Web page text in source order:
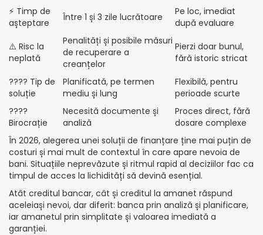
⚡ Timp de
așteptare
Între 1 și 3 zile lucrătoare
Pe loc, imediat
după evaluare
⚠️ Risc la
neplată
Penalități și posibile măsuri
de recuperare a
creanțelor
Pierzi doar bunul,
fără istoric stricat
????️ Tip de
soluție
Planificată, pe termen
mediu și lung
Flexibilă, pentru
perioade scurte
????
Birocrație
Necesită documente și
analiză
Proces direct, fără
dosare complexe
În 2026, alegerea unei soluții de finanțare ține mai puțin de
costuri și mai mult de contextul în care apare nevoia de
bani. Situațiile neprevăzute și ritmul rapid al deciziilor fac ca
timpul de acces la lichidități să devină esențial.
Atât creditul bancar, cât și creditul la amanet răspund
aceleiași nevoi, dar diferit: banca prin analiză și planificare,
iar amanetul prin simplitate și valoarea imediată a
garanției.